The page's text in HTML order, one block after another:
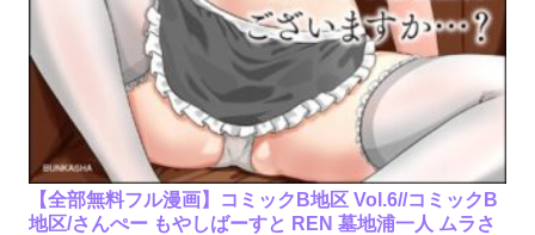
【全部無料フル漫画】コミックB地区 Vol.6//コミックB
地区/さんぺー もやしばーすと REN 墓地浦一人 ムラさ